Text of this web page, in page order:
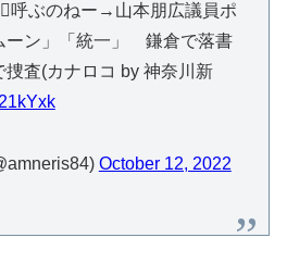
呼ぶのねー→山本朋広議員ポ
ーン」「統一」 鎌倉で落書
捜査(カナロコ by 神奈川新
October 12, 2022